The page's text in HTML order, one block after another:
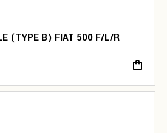
(TYPE B) FIAT 500 F/L/R